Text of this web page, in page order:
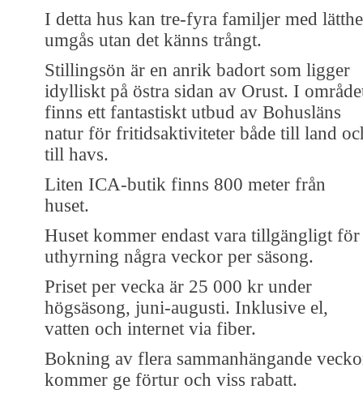
I detta hus kan tre-fyra familjer med
umgås utan det känns trångt.
Stillingsön är en anrik badort som ligger
idylliskt på östra sidan av Orust. I
finns ett fantastiskt utbud av Bohusläns
natur för fritidsaktiviteter både till land
till havs.
Liten ICA-butik finns 800 meter från
huset.
Huset kommer endast vara tillgängligt för
uthyrning några veckor per säsong.
Priset per vecka är 25 000 kr under
högsäsong, juni-augusti. Inklusive el,
vatten och internet via fiber.
Bokning av flera sammanhängande
kommer ge förtur och viss rabatt.